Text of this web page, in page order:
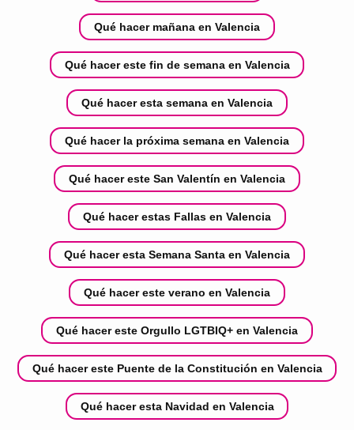
Qué hacer mañana en Valencia
Qué hacer este fin de semana en Valencia
Qué hacer esta semana en Valencia
Qué hacer la próxima semana en Valencia
Qué hacer este San Valentín en Valencia
Qué hacer estas Fallas en Valencia
Qué hacer esta Semana Santa en Valencia
Qué hacer este verano en Valencia
Qué hacer este Orgullo LGTBIQ+ en Valencia
Qué hacer este Puente de la Constitución en Valencia
Qué hacer esta Navidad en Valencia